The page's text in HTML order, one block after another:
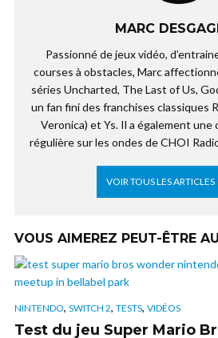
MARC
Passionné de jeux vidéo,
courses à obstacles, Marc
séries Uncharted, The Last of Us,
un fan fini des franchises classiques
Veronica) et Ys. Il a également une
régulière sur les ondes de CHOI
VOIR TOUS LES ARTICLES
VOUS AIMEREZ PEUT-ÊTRE
NINTENDO, SWITCH 2, TESTS, VIDÉOS
Test du jeu Super Mario